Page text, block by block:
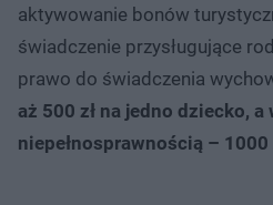
aktywowanie bonów
świadczenie przysługujące
prawo do świadczenia
aż 500 zł na jedno dziecko,
niepełnosprawnością – 1000